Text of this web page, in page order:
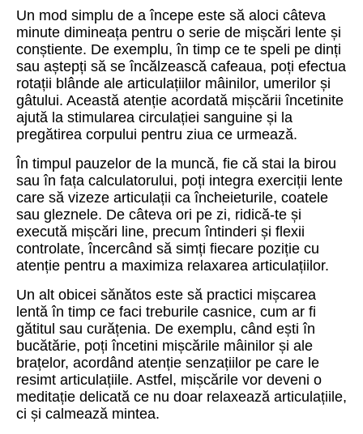
Un mod simplu de a începe este să aloci câteva
minute dimineața pentru o serie de mișcări lente și
conștiente. De exemplu, în timp ce te speli pe dinți
sau aștepți să se încălzească cafeaua, poți efectua
rotații blânde ale articulațiilor mâinilor, umerilor și
gâtului. Această atenție acordată mișcării încetinite
ajută la stimularea circulației sanguine și la
pregătirea corpului pentru ziua ce urmează.
În timpul pauzelor de la muncă, fie că stai la birou
sau în fața calculatorului, poți integra exerciții lente
care să vizeze articulații ca încheieturile, coatele
sau gleznele. De câteva ori pe zi, ridică-te și
execută mișcări line, precum întinderi și flexii
controlate, încercând să simți fiecare poziție cu
atenție pentru a maximiza relaxarea articulațiilor.
Un alt obicei sănătos este să practici mișcarea
lentă în timp ce faci treburile casnice, cum ar fi
gătitul sau curățenia. De exemplu, când ești în
bucătărie, poți încetini mișcările mâinilor și ale
brațelor, acordând atenție senzațiilor pe care le
resimt articulațiile. Astfel, mișcările vor deveni o
meditație delicată ce nu doar relaxează articulațiile,
ci și calmează mintea.